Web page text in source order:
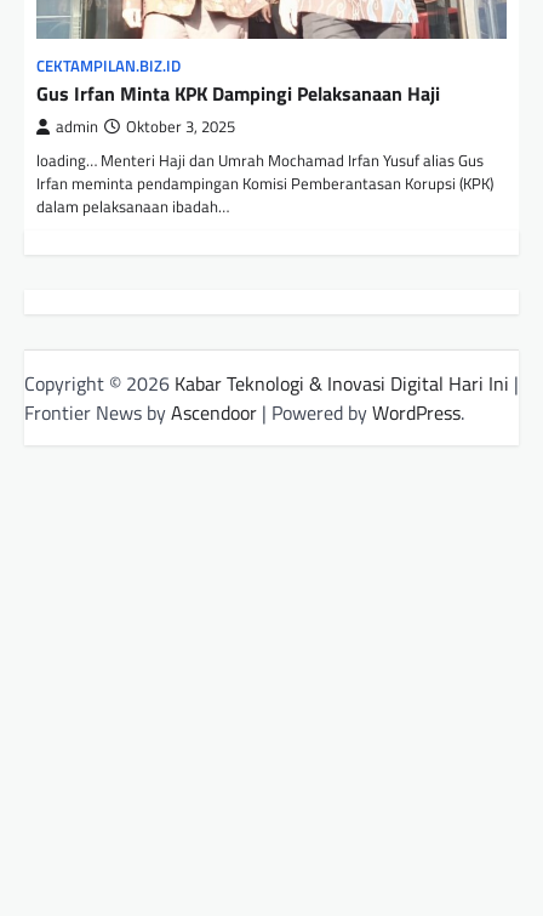
CEKTAMPILAN.BIZ.ID
Gus Irfan Minta KPK Dampingi Pelaksanaan Haji
admin Oktober 3, 2025
loading… Menteri Haji dan Umrah Mochamad Irfan Yusuf alias Gus
Irfan meminta pendampingan Komisi Pemberantasan Korupsi (KPK)
dalam pelaksanaan ibadah…
Copyright © 2026 Kabar Teknologi & Inovasi Digital Hari Ini |
Frontier News byAscendoor | Powered byWordPress.